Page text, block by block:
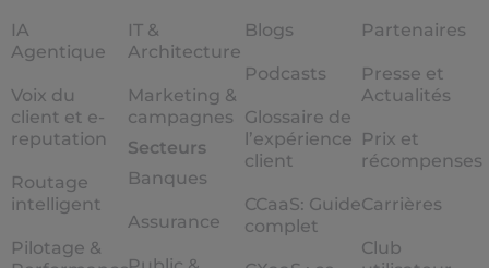
IA
Agentique
Voix du
client et e-
reputation
Routage
intelligent
Pilotage &
IT &
Architecture
Marketing &
campagnes
Secteurs
Banques
Assurance
Blogs
Podcasts
Glossaire de
l’expérience
client
CCaaS: Guide
complet
Partenaires
Presse et
Actualités
Prix et
récompenses
Carrières
Club